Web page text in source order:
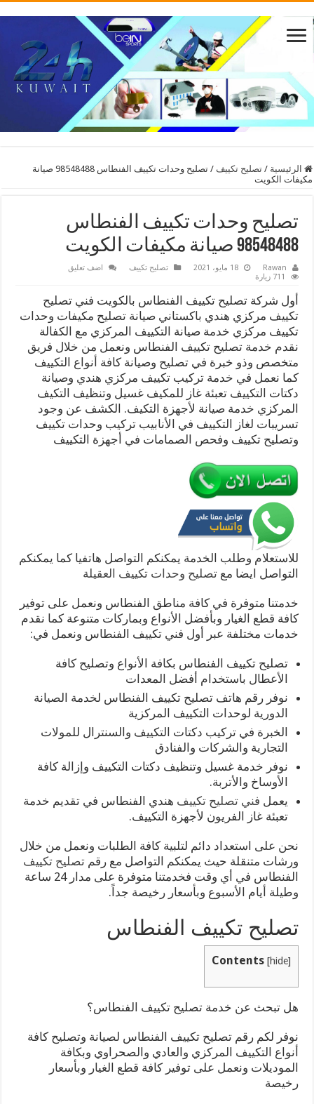
الرئيسية / تصليح تكييف /
تصليح وحدات تكييف الفنطاس 98548488 صيانة
مكيفات الكويت
تصليح وحدات تكييف الفنطاس
98548488 صيانة مكيفات الكويت
Rawan 18 مايو، 2021 تصليح تكييف
اضف تعليق
711 زيارة
أول شركة تصليح تكييف الفنطاس بالكويت فني تصليح
تكييف مركزي هندي باكستاني صيانة تصليح مكيفات وحدات
تكييف مركزي خدمة صيانة التكييف المركزي مع الكفالة
نقدم خدمة تصليح تكييف الفنطاس ونعمل من خلال فريق
متخصص وذو خبرة في تصليح وصيانة كافة أنواع التكييف
كما نعمل في خدمة تركيب تكييف مركزي هندي وصيانة
دكتات التكييف تعبئة غاز للمكيف غسيل وتنظيف التكيف
المركزي خدمة صيانة لأجهزة التكيف. الكشف عن وجود
تسريبات لغاز التكييف في الأنابيب تركيب وحدات تكييف
وتصليح تكييف وفحص الصمامات في أجهزة التكييف
للاستعلام وطلب الخدمة يمكنكم التواصل هاتفيا كما يمكنكم
التواصل ايضا معتصليح وحدات تكييف العقيلة
خدمتنا متوفرة في كافة مناطق الفنطاس ونعمل على توفير
كافة قطع الغيار وبأفضل الأنواع وبماركات متنوعة كما نقدم
خدمات مختلفة عبر أول فني تكييف الفنطاس ونعمل في:
تصليح تكييف الفنطاس بكافة الأنواع وتصليح كافة
الأعطال باستخدام أفضل المعدات
نوفر رقم هاتف تصليح تكييف الفنطاس لخدمة الصيانة
الدورية لوحدات التكييف المركزية
الخبرة في تركيب دكتات التكييف والسنترال للمولات
التجارية والشركات والفنادق
نوفر خدمة غسيل وتنظيف دكتات التكييف وإزالة كافة
الأوساخ والأتربة.
يعمل فني تصليح تكييف هندي الفنطاس في تقديم خدمة
تعبئة غاز الفريون لأجهزة التكييف.
نحن على استعداد دائم لتلبية كافة الطلبات ونعمل من خلال
ورشات متنقلة حيث يمكنكم التواصل مع رقمتصليح تكييف
الفنطاس في أي وقت فخدمتنا متوفرة على مدار 24 ساعة
وطيلة أيام الأسبوع وبأسعار رخيصة جداً.
تصليح تكييف الفنطاس
Contents [hide]
هل تبحث عن خدمة تصليح تكييف الفنطاس؟
نوفر لكم رقم تصليح تكييف الفنطاس لصيانة وتصليح كافة
أنواع التكييف المركزي والعادي والصحراوي وبكافة
الموديلات ونعمل على توفير كافة قطع الغيار وبأسعار
رخيصة